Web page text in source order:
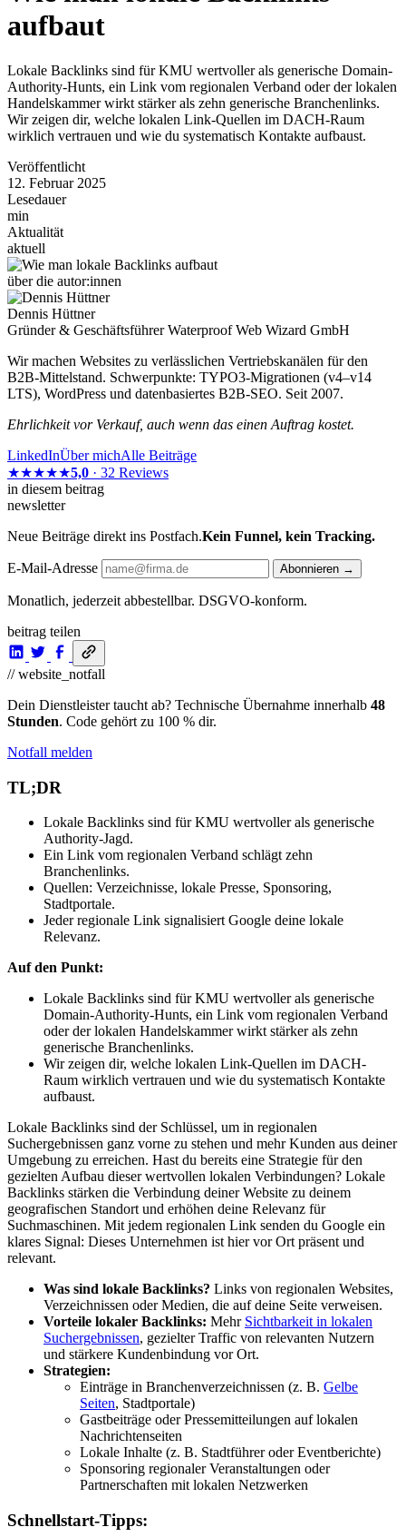
aufbaut
Lokale Backlinks sind für KMU wertvoller als generische Domain-
Authority-Hunts, ein Link vom regionalen Verband oder der lokalen
Handelskammer wirkt stärker als zehn generische Branchenlinks.
Wir zeigen dir, welche lokalen Link-Quellen im DACH-Raum
wirklich vertrauen und wie du systematisch Kontakte aufbaust.
Veröffentlicht
12. Februar 2025
Lesedauer
min
Aktualität
aktuell
über die autor:innen
Dennis Hüttner
Gründer & Geschäftsführer Waterproof Web Wizard GmbH
Wir machen Websites zu verlässlichen Vertriebskanälen für den
B2B-Mittelstand. Schwerpunkte: TYPO3-Migrationen (v4–v14
LTS), WordPress und datenbasiertes B2B-SEO. Seit 2007.
Ehrlichkeit vor Verkauf, auch wenn das einen Auftrag kostet.
LinkedInÜber michAlle Beiträge
★★★★★5,0 · 32 Reviews
in diesem beitrag
newsletter
Neue Beiträge direkt ins Postfach.Kein Funnel, kein Tracking.
E-Mail-Adresse Abonnieren →
Monatlich, jederzeit abbestellbar. DSGVO-konform.
beitrag teilen
// website_notfall
Dein Dienstleister taucht ab? Technische Übernahme innerhalb 48
Stunden. Code gehört zu 100 % dir.
Notfall melden
TL;DR
Lokale Backlinks sind für KMU wertvoller als generische
Authority-Jagd.
Ein Link vom regionalen Verband schlägt zehn
Branchenlinks.
Quellen: Verzeichnisse, lokale Presse, Sponsoring,
Stadtportale.
Jeder regionale Link signalisiert Google deine lokale
Relevanz.
Auf den Punkt:
Lokale Backlinks sind für KMU wertvoller als generische
Domain-Authority-Hunts, ein Link vom regionalen Verband
oder der lokalen Handelskammer wirkt stärker als zehn
generische Branchenlinks.
Wir zeigen dir, welche lokalen Link-Quellen im DACH-
Raum wirklich vertrauen und wie du systematisch Kontakte
aufbaust.
Lokale Backlinks sind der Schlüssel, um in regionalen
Suchergebnissen ganz vorne zu stehen und mehr Kunden aus deiner
Umgebung zu erreichen. Hast du bereits eine Strategie für den
gezielten Aufbau dieser wertvollen lokalen Verbindungen? Lokale
Backlinks stärken die Verbindung deiner Website zu deinem
geografischen Standort und erhöhen deine Relevanz für
Suchmaschinen. Mit jedem regionalen Link senden du Google ein
klares Signal: Dieses Unternehmen ist hier vor Ort präsent und
relevant.
Was sind lokale Backlinks? Links von regionalen Websites,
Verzeichnissen oder Medien, die auf deine Seite verweisen.
Vorteile lokaler Backlinks: Mehr Sichtbarkeit in lokalen
Suchergebnissen, gezielter Traffic von relevanten Nutzern
und stärkere Kundenbindung vor Ort.
Strategien:
Einträge in Branchenverzeichnissen (z. B. Gelbe
Seiten, Stadtportale)
Gastbeiträge oder Pressemitteilungen auf lokalen
Nachrichtenseiten
Lokale Inhalte (z. B. Stadtführer oder Eventberichte)
Sponsoring regionaler Veranstaltungen oder
Partnerschaften mit lokalen Netzwerken
Schnellstart-Tipps: